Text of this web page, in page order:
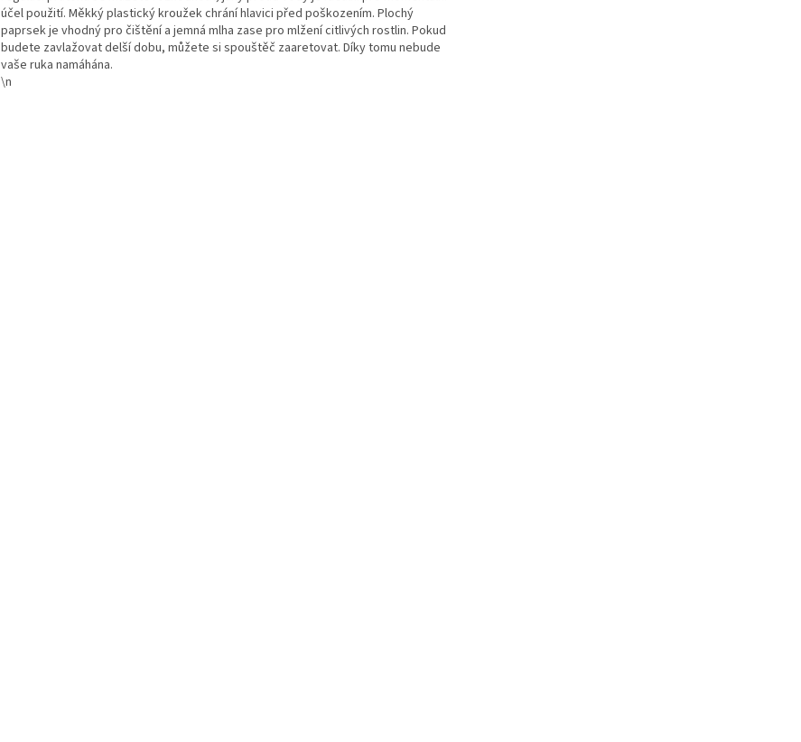
účel použití. Měkký plastický kroužek chrání hlavici před poškozením. Plochý
paprsek je vhodný pro čištění a jemná mlha zase pro mlžení citlivých rostlin. Pokud
budete zavlažovat delší dobu, můžete si spouštěč zaaretovat. Díky tomu nebude
vaše ruka namáhána.
\n